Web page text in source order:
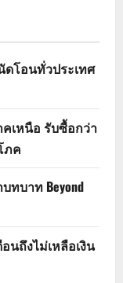
ดโอนทั่วประเทศ
คเหนือ รับซื้อกว่า
ภค
บทบาท Beyond
นถึงไม่เหลือเงิน